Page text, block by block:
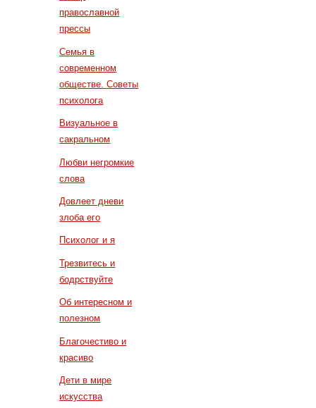
православной
прессы
Семья в
современном
обществе. Советы
психолога
Визуальное в
сакральном
Любви негромкие
слова
Довлеет дневи
злоба его
Психолог и я
Трезвитесь и
бодрствуйте
Об интересном и
полезном
Благочестиво и
красиво
Дети в мире
искусства